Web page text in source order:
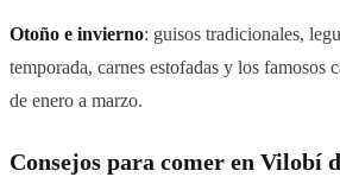
Otoño e invierno: guisos tradicionales,
temporada, carnes estofadas y los famosos
de enero a marzo.
Consejos para comer en Vilobí